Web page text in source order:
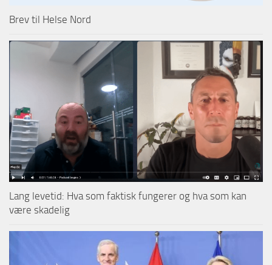
Brev til Helse Nord
Lang levetid: Hva som faktisk fungerer og hva som kan
være skadelig